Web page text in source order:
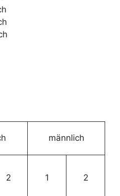
männlich
2 1 2